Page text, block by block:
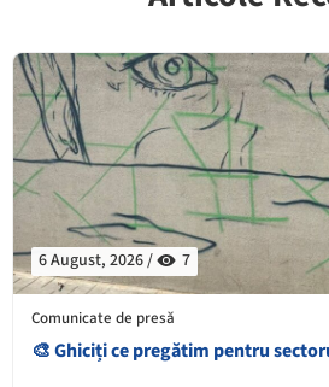
6 August, 2026 / 7
Comunicate de presă
🎨 Ghiciți ce pregătim pentru